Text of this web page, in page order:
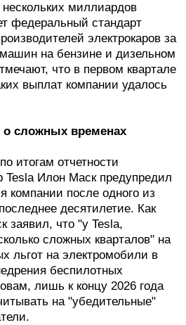
нескольких миллиардов
федеральный стандарт
электрокаров за
на бензине и дизельном
что в первом квартале
выплат компании удалось
о сложных временах
итогам отчетности
Tesla Илон Маск предупредил
компании после одного из
десятилетие. Как
заявил, что "у Tesla,
сложных кварталов" на
льгот на электромобили в
беспилотных
лишь к концу 2026 года
на "убедительные"